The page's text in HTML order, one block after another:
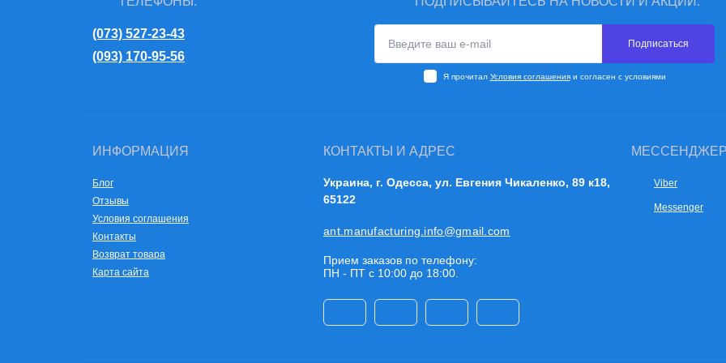
(073) 527-23-43
(093) 170-95-56
Подписаться
Я прочитал Условия соглашенияи согласен с условиями
ИНФОРМАЦИЯ
Блог
Отзывы
Условия соглашения
Контакты
Возврат товара
Карта сайта
КОНТАКТЫ И АДРЕС
Украина, г. Одесса, ул. Евгения Чикаленко, 89 к18,
65122
ant.manufacturing.info@gmail.com
Прием заказов по телефону:
ПН - ПТ с 10:00 до 18:00.
Viber
Messenger